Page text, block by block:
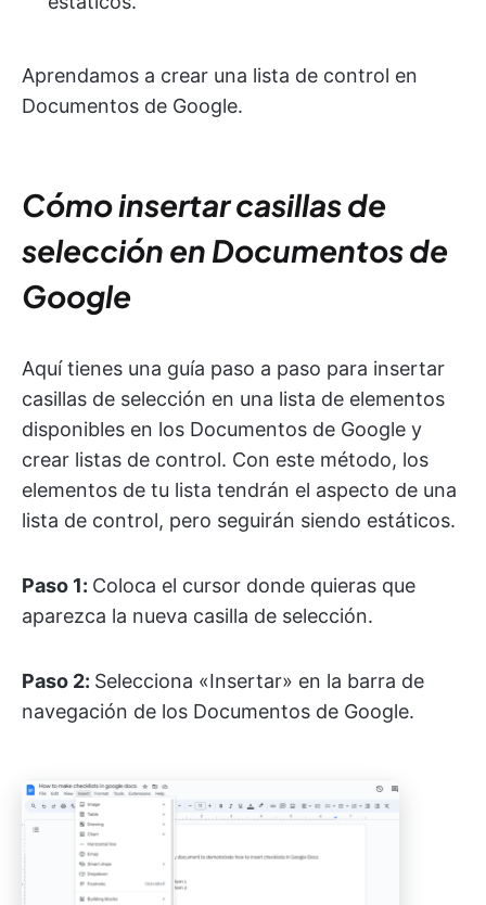
Aprendamos a crear una lista de control en
Documentos de Google.
Cómo insertar casillas de
selección en Documentos de
Google
Aquí tienes una guía paso a paso para insertar
casillas de selección en una lista de elementos
disponibles en los Documentos de Google y
crear listas de control. Con este método, los
elementos de tu lista tendrán el aspecto de una
lista de control, pero seguirán siendo estáticos.
Paso 1: Coloca el cursor donde quieras que
aparezca la nueva casilla de selección.
Paso 2: Selecciona «Insertar» en la barra de
navegación de los Documentos de Google.